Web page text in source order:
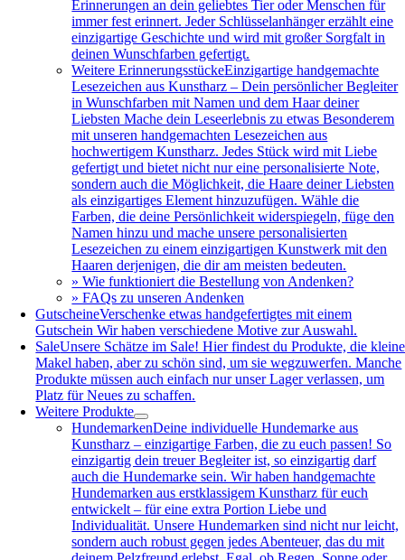
Erinnerungen an dein geliebtes Tier oder Menschen für
immer fest erinnert. Jeder Schlüsselanhänger erzählt eine
einzigartige Geschichte und wird mit großer Sorgfalt in
deinen Wunschfarben gefertigt.
Weitere ErinnerungsstückeEinzigartige handgemachte
Lesezeichen aus Kunstharz – Dein persönlicher Begleiter
in Wunschfarben mit Namen und dem Haar deiner
Liebsten Mache dein Leseerlebnis zu etwas Besonderem
mit unseren handgemachten Lesezeichen aus
hochwertigem Kunstharz. Jedes Stück wird mit Liebe
gefertigt und bietet nicht nur eine personalisierte Note,
sondern auch die Möglichkeit, die Haare deiner Liebsten
als einzigartiges Element hinzuzufügen. Wähle die
Farben, die deine Persönlichkeit widerspiegeln, füge den
Namen hinzu und mache unsere personalisierten
Lesezeichen zu einem einzigartigen Kunstwerk mit den
Haaren derjenigen, die dir am meisten bedeuten.
» Wie funktioniert die Bestellung von Andenken?
» FAQs zu unseren Andenken
GutscheineVerschenke etwas handgefertigtes mit einem
Gutschein Wir haben verschiedene Motive zur Auswahl.
SaleUnsere Schätze im Sale! Hier findest du Produkte, die kleine
Makel haben, aber zu schön sind, um sie wegzuwerfen. Manche
Produkte müssen auch einfach nur unser Lager verlassen, um
Platz für Neues zu schaffen.
Weitere Produkte
HundemarkenDeine individuelle Hundemarke aus
Kunstharz – einzigartige Farben, die zu euch passen! So
einzigartig dein treuer Begleiter ist, so einzigartig darf
auch die Hundemarke sein. Wir haben handgemachte
Hundemarken aus erstklassigem Kunstharz für euch
entwickelt – für eine extra Portion Liebe und
Individualität. Unsere Hundemarken sind nicht nur leicht,
sondern auch robust gegen jedes Abenteuer, das du mit